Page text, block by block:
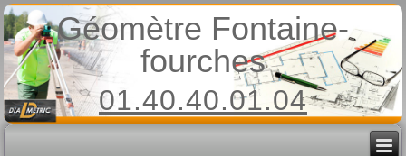
Géomètre Fontaine-
fourches
01.40.40.01.04